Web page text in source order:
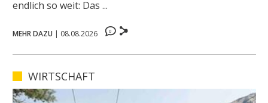
endlich so weit: Das ...
MEHR DAZU | 08.08.2026 0
WIRTSCHAFT